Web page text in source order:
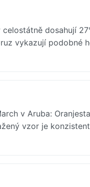
dosahují
vykazují podobné
v Aruba:
vzor je